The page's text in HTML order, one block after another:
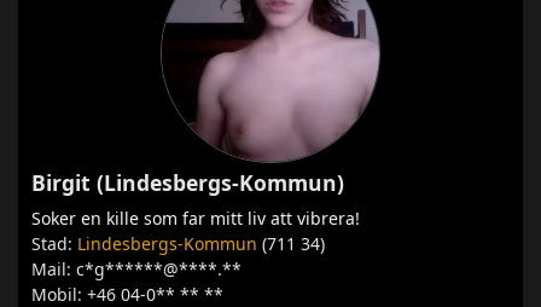
Birgit (Lindesbergs-Kommun)
Soker en kille som far mitt liv att vibrera!
Stad: Lindesbergs-Kommun (711 34)
Mail: c*g******@****.**
Mobil: +46 04-0** ** **